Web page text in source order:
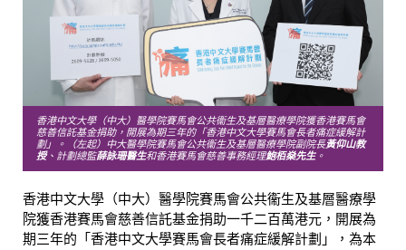
香港中文大學（中大）醫學院賽馬會公共衞生及基層醫療學院獲香港賽馬會
慈善信託基金捐助，開展為期三年的「香港中文大學賽馬會長者痛症緩解計
劃」。（左起）中大醫學院賽馬會公共衞生及基層醫療學院副院長黃仰山教
授、計劃總監薛詠珊醫生和香港賽馬會慈善事務經理鮑栢燊先生。
香港中文大學（中大）醫學院賽馬會公共衞生及基層醫療學
院獲香港賽馬會慈善信託基金捐助一千二百萬港元，開展為
期三年的「香港中文大學賽馬會長者痛症緩解計劃」，為本